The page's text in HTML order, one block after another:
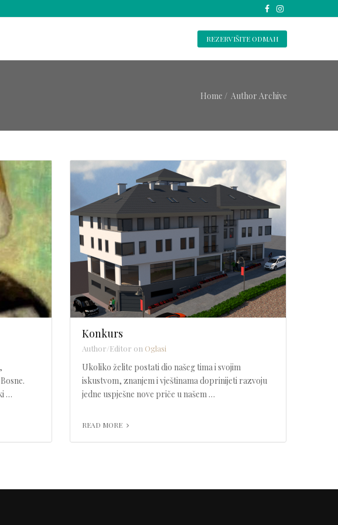
REZERVIŠITE ODMAH
Home Author Archive
…
Konkurs
Author/Editor on Oglasi
Ukoliko želite postati dio našeg tima i svojim
iskustvom, znanjem i vještinama doprinijeti razvoju
jedne uspješne nove priče u našem …
READ MORE